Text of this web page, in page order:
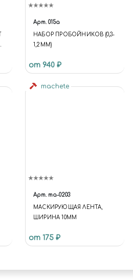
Арт. 015а
НАБОР ПРОБОЙНИКОВ (0,3-
1,2ММ)
от 940 ₽
machete
Арт. ma-0203
МАСКИРУЮЩАЯ ЛЕНТА,
ШИРИНА 10ММ
от 175 ₽